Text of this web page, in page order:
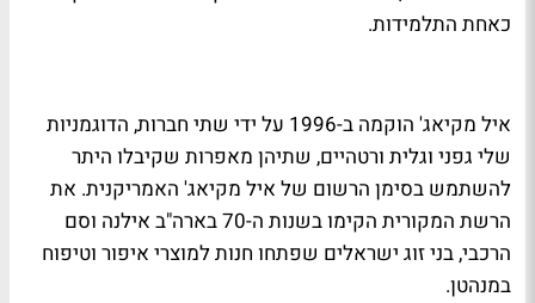
כאחת התלמידות.
איל מקיאג' הוקמה ב-1996 על ידי שתי חברות, הדוגמניות
שלי גפני וגלית ורטהיים, שתיהן מאפרות שקיבלו היתר
להשתמש בסימן הרשום של איל מקיאג' האמריקנית. את
הרשת המקורית הקימו בשנות ה-70 בארה"ב אילנה וסם
הרכבי, בני זוג ישראלים שפתחו חנות למוצרי איפור וטיפוח
במנהטן.